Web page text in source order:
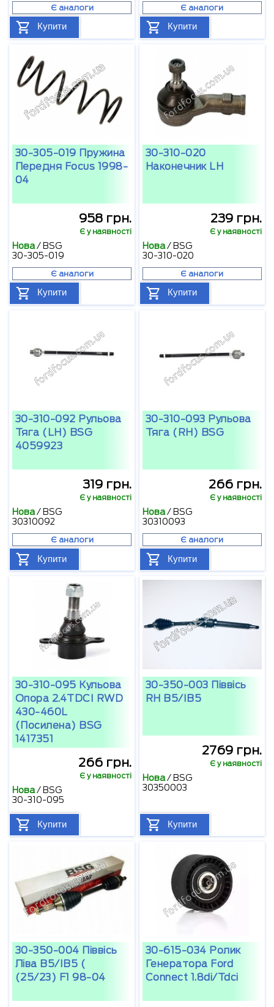
Є аналоги
Купити
Є аналоги
Купити
30-305-019 Пружина
Передня Focus 1998-
04
958 грн.
Є у наявності
Нова/ BSG
30-305-019
Є аналоги
Купити
30-310-020
Наконечник LH
239 грн.
Є у наявності
Нова/ BSG
30-310-020
Є аналоги
Купити
30-310-092 Рульова
Тяга (LH) BSG
4059923
319 грн.
Є у наявності
Нова/ BSG
30310092
Є аналоги
Купити
30-310-093 Рульова
Тяга (RH) BSG
266 грн.
Є у наявності
Нова/ BSG
30310093
Є аналоги
Купити
30-310-095 Кульова
Опора 2.4TDCI RWD
430-460L
(посилена) BSG
1417351
266 грн.
Є у наявності
Нова/ BSG
30-310-095
Купити
30-350-003 Піввісь
RH B5/IB5
2769 грн.
Є у наявності
Нова/ BSG
30350003
Купити
30-350-004 Піввісь
Ліва B5/IB5 (
(25/23) F1 98-04
30-615-034 Ролик
Генератора Ford
Connect 1.8di/tdci